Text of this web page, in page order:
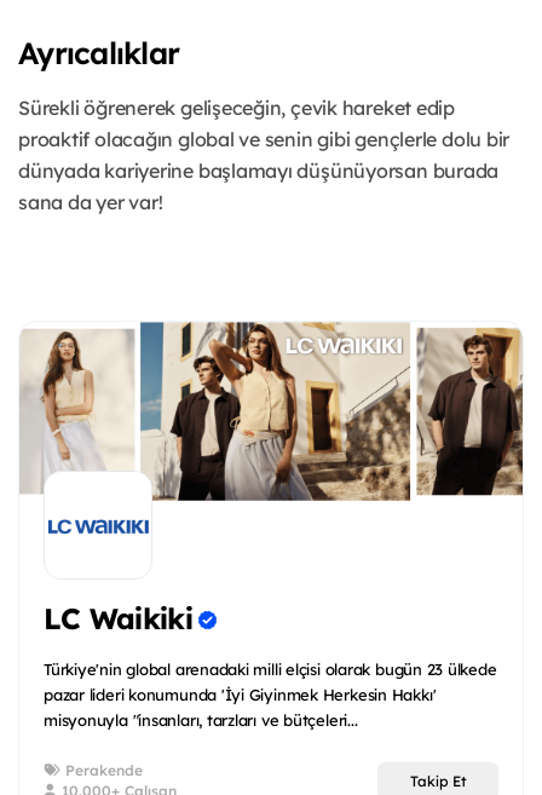
Ayrıcalıklar
Sürekli öğrenerek gelişeceğin, çevik hareket edip
proaktif olacağın global ve senin gibi gençlerle dolu bir
dünyada kariyerine başlamayı düşünüyorsan burada
sana da yer var!
LC Waikiki
Türkiye'nin global arenadaki milli elçisi olarak bugün 23 ülkede
pazar lideri konumunda 'İyi Giyinmek Herkesin Hakkı'
misyonuyla "insanları, tarzları ve bütçeleri...
Perakende
10.000+ Çalışan
Takip Et